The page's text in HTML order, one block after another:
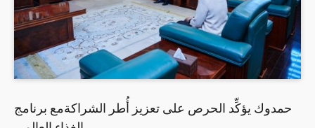
حمدوك يؤكِّد الحرص على تعزيز أُطر الشراكةمع برنامج